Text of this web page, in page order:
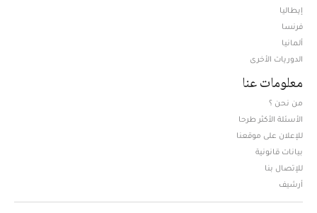
إيطاليا
فرنسا
ألمانيا
الدوريات الأخرى
معلومات عنا
من نحن ؟
الأسئلة الأكثر طرحا
للإعلان على موقعنا
بيانات قانونية
للإتصال بنا
أرشيف